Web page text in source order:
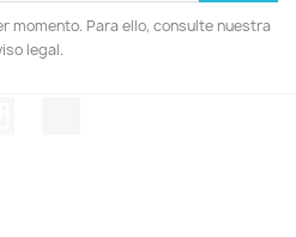
momento. Para ello, consulte nuestra
legal.